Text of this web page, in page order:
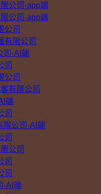
公司-app端
公司-app端
公司
有限公司
司-AI端
司
公司
有限公司
端
司
限公司-AI端
司
公司
司
司
-AI端